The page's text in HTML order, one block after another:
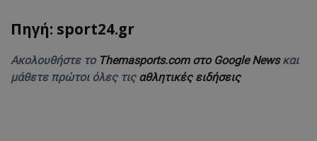
Πηγή: sport24.gr
Ακολουθήστε το Themasports.com στο Google Newsκαι
μάθετε πρώτοι όλες τις αθλητικές ειδήσεις